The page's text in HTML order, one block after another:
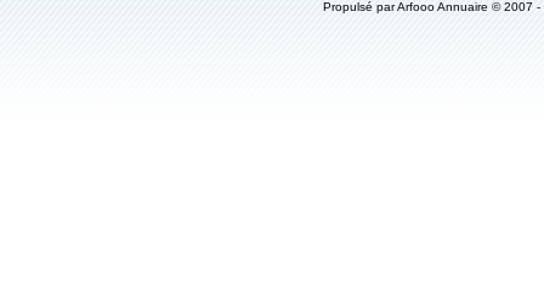
Propulsé parArfooo Annuaire © 2007